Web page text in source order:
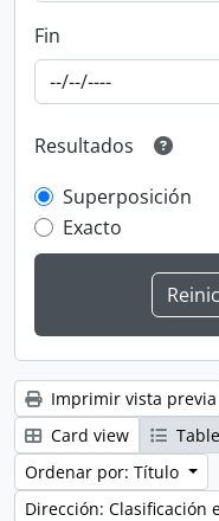
Fin
Resultados
Superposición
Exacto
Imprimir vista previa
Card view
Ordenar por: Título
Dirección: Clasificación